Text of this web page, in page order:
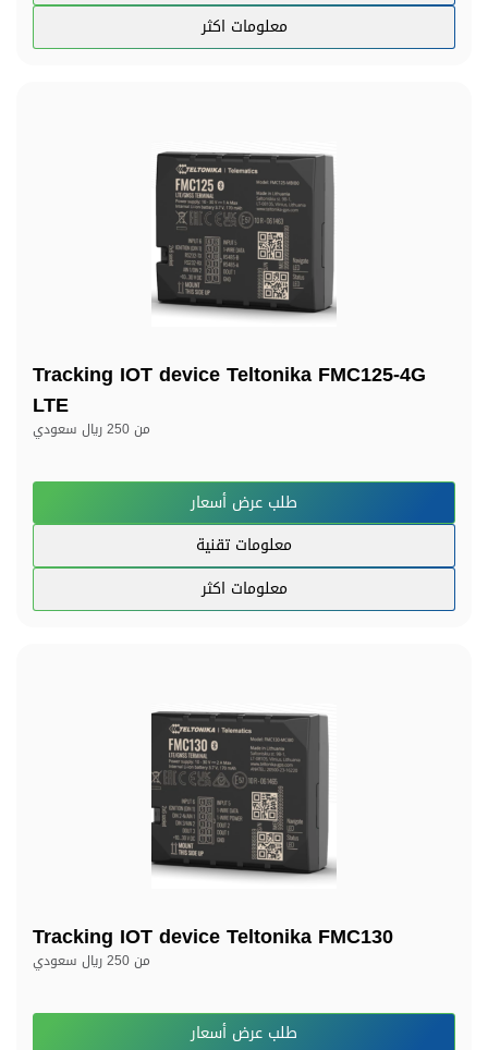
معلومات اكثر
Tracking IOT device Teltonika FMC125-4G
LTE
من250 ريال سعودي
طلب عرض أسعار
معلومات تقنية
معلومات اكثر
Tracking IOT device Teltonika FMC130
من250 ريال سعودي
طلب عرض أسعار